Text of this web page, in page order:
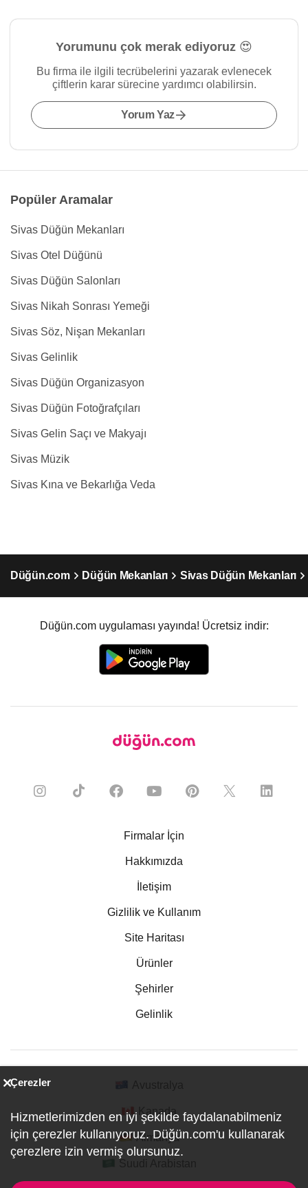
Yorumunu çok merak ediyoruz 😍
Bu firma ile ilgili tecrübelerini yazarak evlenecek
çiftlerin karar sürecine yardımcı olabilirsin.
Yorum Yaz
Popüler Aramalar
Sivas Düğün Mekanları
Sivas Otel Düğünü
Sivas Düğün Salonları
Sivas Nikah Sonrası Yemeği
Sivas Söz, Nişan Mekanları
Sivas Gelinlik
Sivas Düğün Organizasyon
Sivas Düğün Fotoğrafçıları
Sivas Gelin Saçı ve Makyajı
Sivas Müzik
Sivas Kına ve Bekarlığa Veda
Düğün.com Düğün Mekanları Sivas Düğün Mekanları
Düğün.com uygulaması yayında! Ücretsiz indir:
Firmalar İçin
Hakkımızda
İletişim
Gizlilik ve Kullanım
Site Haritası
Ürünler
Şehirler
Gelinlik
Kanada
Almanya
Çerezler
Hizmetlerimizden en iyi şekilde faydalanabilmeniz
için çerezler kullanıyoruz. Düğün.com'u kullanarak
çerezlere izin vermiş olursunuz.